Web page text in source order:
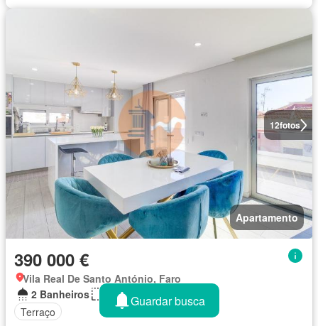
12fotos
Apartamento
390 000 €
Vila Real De Santo António, Faro
2 Banheiros
89 m²
Terraço
Guardar busca